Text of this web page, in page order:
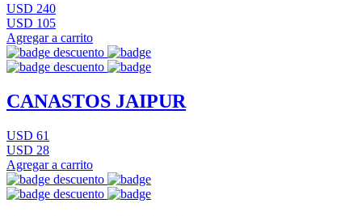
USD 240
USD 105
Agregar a carrito
CANASTOS JAIPUR
USD 61
USD 28
Agregar a carrito